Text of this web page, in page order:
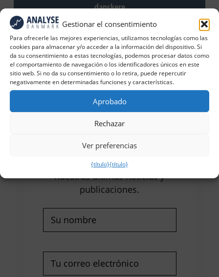
Gestionar el consentimiento
Para ofrecerle las mejores experiencias, utilizamos tecnologías como las
cookies para almacenar y/o acceder a la información del dispositivo. Si
da su consentimiento a estas tecnologías, podemos procesar datos como
el comportamiento de navegación o los identificadores únicos en este
sitio web. Si no da su consentimiento o lo retira, puede repercutir
negativamente en determinadas funciones y características.
Aprobado
Rechazar
Ver preferencias
{título}{título}
danskere
Reciba nuestras últimas
noticias y artículos
Rellene el formulario para recibir
nuestras últimas noticias y
publicaciones.
(Obligatorio)
electrónico(Obligatorio)